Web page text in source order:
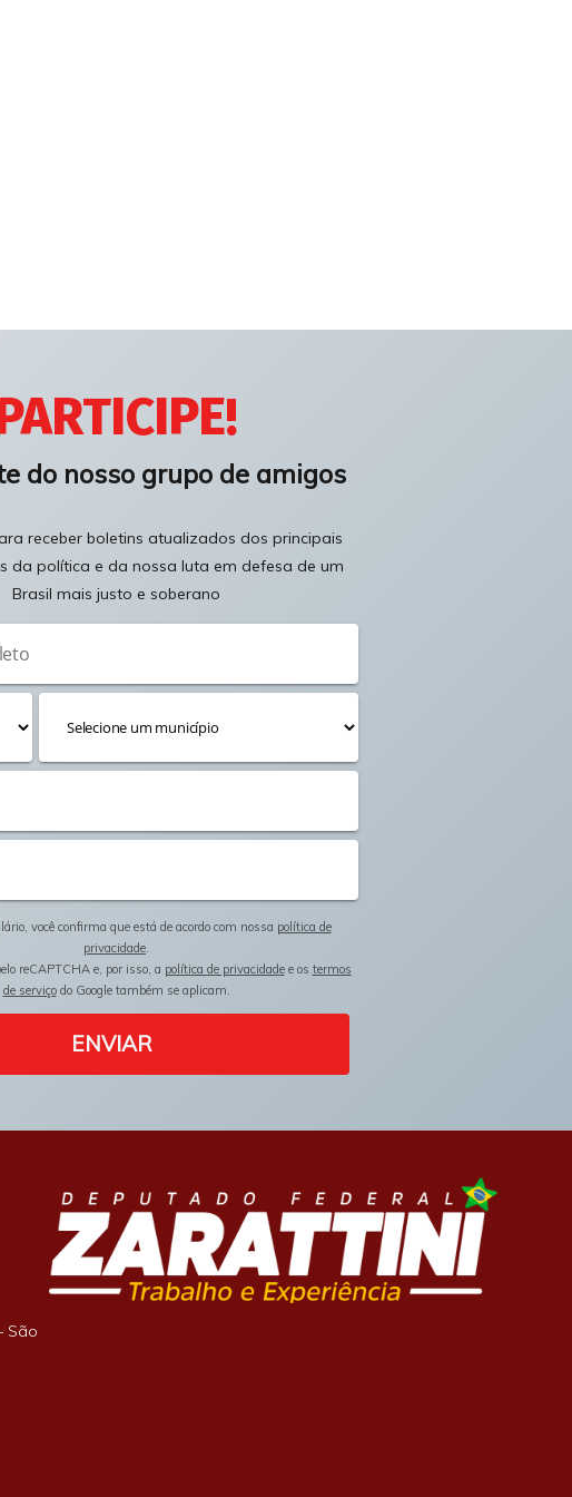
do nosso grupo de amigos
receber boletins atualizados dos principais
da política e da nossa luta em defesa de um
Brasil mais justo e soberano
você confirma que está de acordo com nossa política de
privacidade
reCAPTCHA e, por isso, a política de privacidadee os termos
de serviçodo Google também se aplicam.
ENVIAR
São